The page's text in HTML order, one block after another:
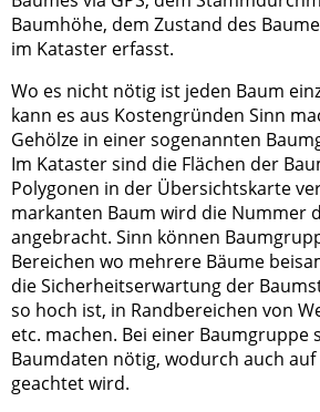
Baumhöhe, dem Zustand des
im Kataster erfasst.
Wo es nicht nötig ist jeden Baum
kann es aus Kostengründen Sinn
Gehölze in einer sogenannten
Im Kataster sind die Flächen der
Polygonen in der Übersichtskarte
markanten Baum wird die Nummer
angebracht. Sinn können
Bereichen wo mehrere Bäume
die Sicherheitserwartung der
so hoch ist, in Randbereichen von
etc. machen. Bei einer Baumgruppe
Baumdaten nötig, wodurch auch auf
geachtet wird.